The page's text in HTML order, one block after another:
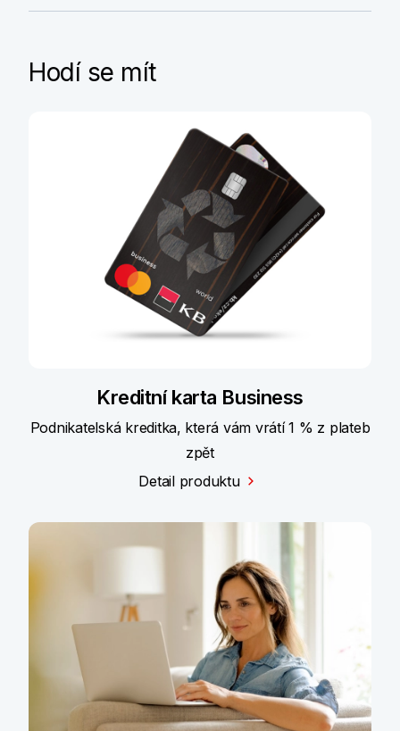
Hodí se mít
Kreditní karta Business
Podnikatelská kreditka, která vám vrátí 1 % z plateb
zpět
Detail produktu